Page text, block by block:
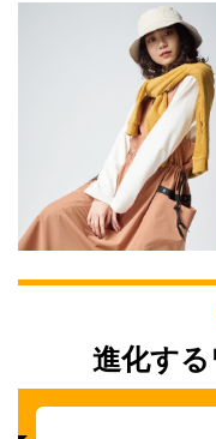
進化す